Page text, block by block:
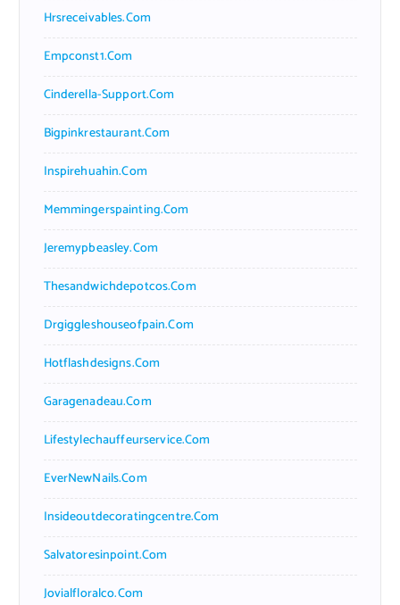
Hrsreceivables.com
Empconst1.com
Cinderella-Support.com
Bigpinkrestaurant.com
Inspirehuahin.com
Memmingerspainting.com
Jeremypbeasley.com
Thesandwichdepotcos.com
Drgiggleshouseofpain.com
Hotflashdesigns.com
Garagenadeau.com
Lifestylechauffeurservice.com
EverNewNails.com
Insideoutdecoratingcentre.com
Salvatoresinpoint.com
Jovialfloralco.com